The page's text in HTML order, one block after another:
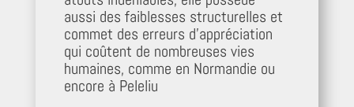
aussi des faiblesses structurelles et
commet des erreurs d’appréciation
qui coûtent de nombreuses vies
humaines, comme en Normandie ou
encore à Peleliu